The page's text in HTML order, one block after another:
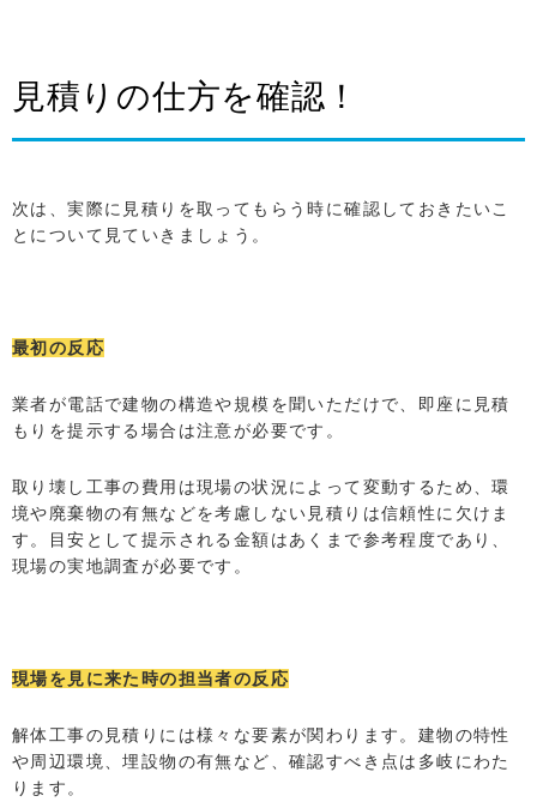
見積りの仕方を確認！
次は、実際に見積りを取ってもらう時に確認しておきたいこ
とについて見ていきましょう。
最初の反応
業者が電話で建物の構造や規模を聞いただけで、即座に見積
もりを提示する場合は注意が必要です。
取り壊し工事の費用は現場の状況によって変動するため、環
境や廃棄物の有無などを考慮しない見積りは信頼性に欠けま
す。目安として提示される金額はあくまで参考程度であり、
現場の実地調査が必要です。
現場を見に来た時の担当者の反応
解体工事の見積りには様々な要素が関わります。建物の特性
や周辺環境、埋設物の有無など、確認すべき点は多岐にわた
ります。